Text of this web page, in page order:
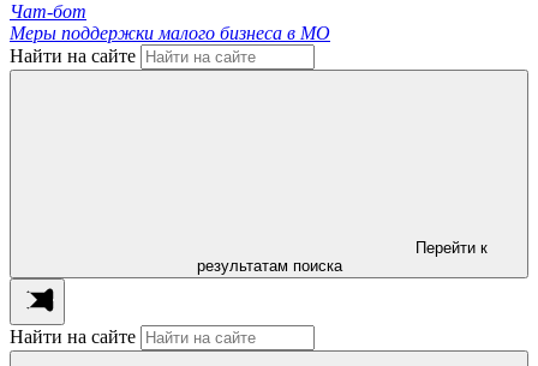
Чат-бот
Меры поддержки малого бизнеса в МО
Найти на сайте
Перейти к
результатам поиска
Найти на сайте